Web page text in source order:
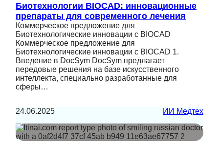
Биотехнологии BIOCAD: инновационные
препараты для современного лечения
Коммерческое предложение для
Биотехнологические инновации с BIOCAD
Коммерческое предложение для
Биотехнологические инновации с BIOCAD 1.
Введение в DocSym DocSym предлагает
передовые решения на базе искусственного
интеллекта, специально разработанные для
сферы…
24.06.2025 ИИ Медтех